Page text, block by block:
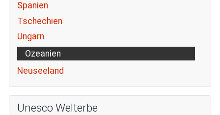
Spanien
Tschechien
Ungarn
Ozeanien
Neuseeland
Unesco Welterbe